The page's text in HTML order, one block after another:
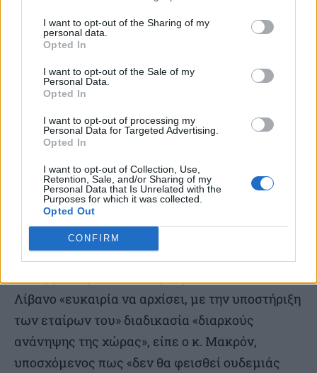
I want to opt-out of the Sharing of my
personal data.
Opted In
I want to opt-out of the Sale of my
Personal Data.
Opted In
I want to opt-out of processing my
Personal Data for Targeted Advertising.
Opted In
I want to opt-out of Collection, Use,
Retention, Sale, and/or Sharing of my
Personal Data that Is Unrelated with the
Purposes for which it was collected.
Opted Out
CONFIRM
καθυστέρηση» εκλογή νέου προέδρου της
Δημοκρατίας. Η «ευθύνη» των λιβανικών
αρχών και «όλων όσοι ασκούν σημαντικά
πολιτικά καθήκοντα» είναι να αναδείξουν νέο
αρχηγό του κράτους ικανό να «ενώσει», κάτι
κράτους, είναι αναγκαία προϋπόθεση για την
«αποκατάσταση της εθνικής κυριαρχίας» του
Λιβάνου, όπως ανέφερε σε βίντεο που
μεταφορτώθηκε από τις υπηρεσίες του στο X
και απομαγνητοφώνησή του να αναρτήθηκε
στον ιστότοπο του Ελιζέ.
Λίβανο «ευκαιρία να αρχίσει, με την υποστήριξη
των εταίρων του» διαδικασία «διαρκούς
ανάνηψης της χώρας», είπε ο κ. Μακρόν,
υποσχόμενος πως «δεν θα φεισθεί ουδεμιάς